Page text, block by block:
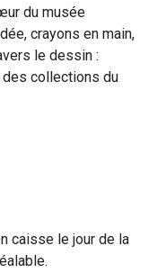
du musée
crayons en main,
le dessin :
collections du
caisse le jour de la